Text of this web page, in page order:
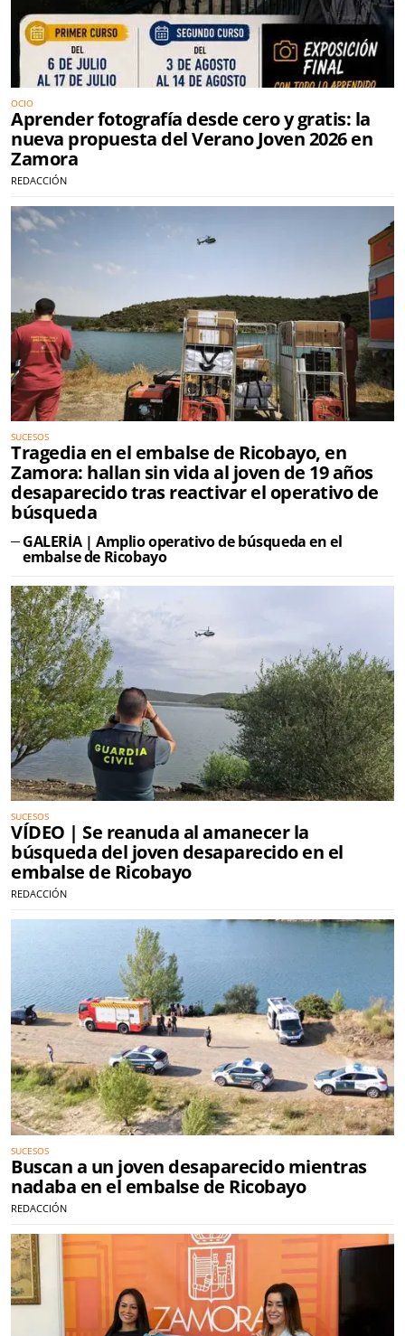
OCIO
Aprender fotografía desde cero y gratis: la
nueva propuesta del Verano Joven 2026 en
Zamora
REDACCIÓN
SUCESOS
Tragedia en el embalse de Ricobayo, en
Zamora: hallan sin vida al joven de 19 años
desaparecido tras reactivar el operativo de
búsqueda
GALERÍA | Amplio operativo de búsqueda en el
embalse de Ricobayo
SUCESOS
VÍDEO | Se reanuda al amanecer la
búsqueda del joven desaparecido en el
embalse de Ricobayo
REDACCIÓN
SUCESOS
Buscan a un joven desaparecido mientras
nadaba en el embalse de Ricobayo
REDACCIÓN